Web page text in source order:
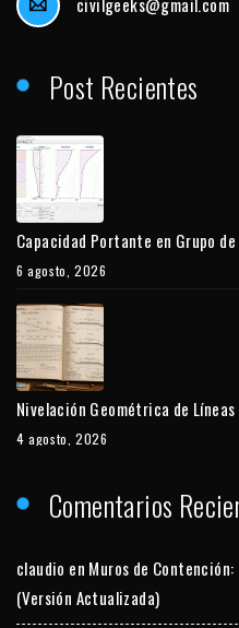
Post Recientes
Capacidad Portante en Grupo de
6 agosto, 2026
Nivelación Geométrica de
4 agosto, 2026
Comentarios
claudio en Muros de
(Versión Actualizada)